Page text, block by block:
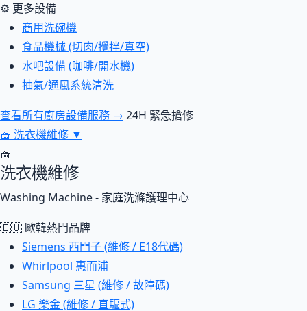
⚙ 更多設備
商用洗碗機
食品機械 (切肉/攪拌/真空)
水吧設備 (咖啡/開水機)
抽氣/通風系統清洗
查看所有廚房設備服務 → 24H 緊急搶修
🧺 洗衣機維修 ▼
🧺
洗衣機維修
Washing Machine - 家庭洗滌護理中心
🇪🇺 歐韓熱門品牌
Siemens 西門子 (維修 / E18代碼)
Whirlpool 惠而浦
Samsung 三星 (維修 / 故障碼)
LG 樂金 (維修 / 直驅式)